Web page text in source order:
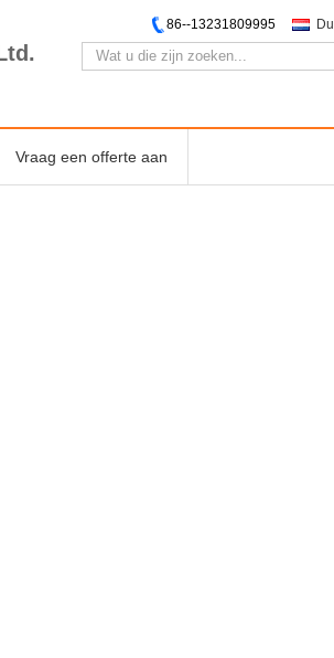
86--13231809995
Vraag een offerte aan